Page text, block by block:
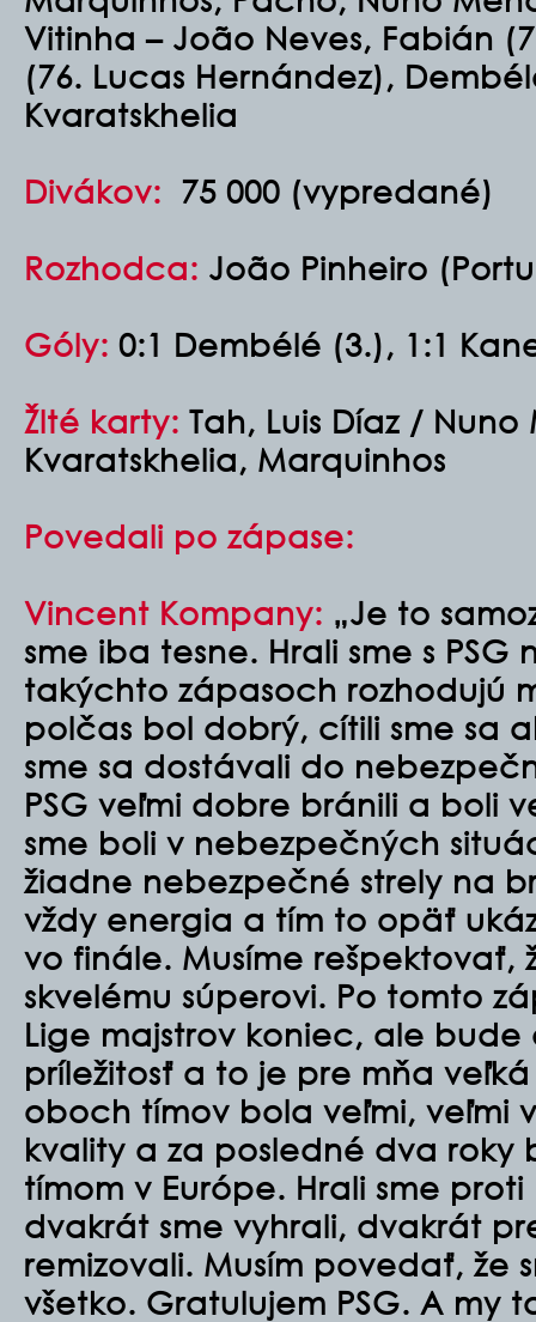
Vitinha – João Neves, Fabián
(76. Lucas Hernández),
Kvaratskhelia
Divákov: 75 000 (vypredané)
Rozhodca: João Pinheiro
Góly: 0:1 Dembélé (3.), 1:1
Žlté karty: Tah, Luis Díaz / Nuno
Kvaratskhelia, Marquinhos
Povedali po zápase:
Vincent Kompany: „Je to
sme iba tesne. Hrali sme s PSG
takýchto zápasoch rozhodujú
polčas bol dobrý, cítili sme sa
sme sa dostávali do
PSG veľmi dobre bránili a boli
sme boli v nebezpečných
žiadne nebezpečné strely na
vždy energia a tím to opäť
vo finále. Musíme rešpektovať,
skvelému súperovi. Po tomto
Lige majstrov koniec, ale bude
príležitosť a to je pre mňa
oboch tímov bola veľmi, veľmi
kvality a za posledné dva roky
tímom v Európe. Hrali sme
dvakrát sme vyhrali, dvakrát
remizovali. Musím povedať, že
všetko. Gratulujem PSG. A my